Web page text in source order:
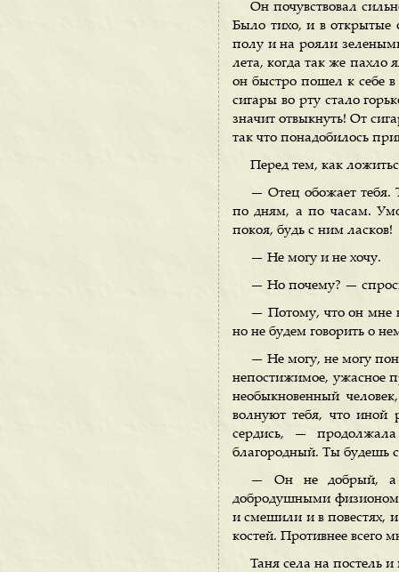
Он почувствовал
Было тихо, и в открытые
полу и на рояли
лета, когда так же пахло
он быстро пошел к себе
сигары во рту стало
значит отвыкнуть! От
так что понадобилось
Перед тем, как
— Отец обожает тебя.
по дням, а по часам.
покоя, будь с ним ласков!
— Не могу и не хочу.
— Но почему? —
— Потому, что он мне
но не будем говорить о
— Не могу, не могу
непостижимое, ужасное
необыкновенный
волнуют тебя, что иной
сердись, —
благородный. Ты будешь
— Он не добрый, а
добродушными
и смешили и в повестях,
костей. Противнее всего
Таня села на постель